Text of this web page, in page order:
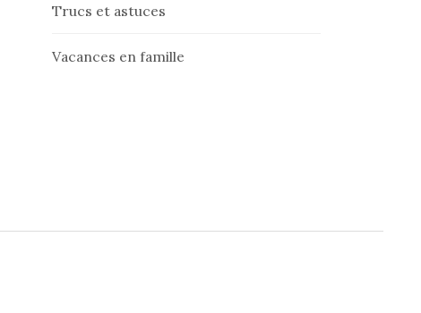
Trucs et astuces
Vacances en famille